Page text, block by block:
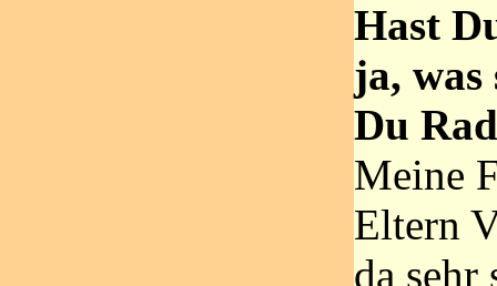
Hast
ja, was
Du
Meine
Eltern
da sehr